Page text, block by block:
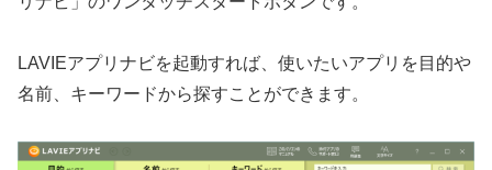
LAVIEアプリナビを起動すれば、使いたいアプリを目的や
名前、キーワードから探すことができます。